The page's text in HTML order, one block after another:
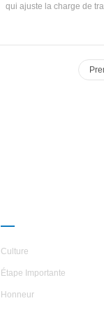
qui ajuste la charge de
consommation et les
prolonge la durée de vie
la technologie de
Culture
Étape Importante
Honneur